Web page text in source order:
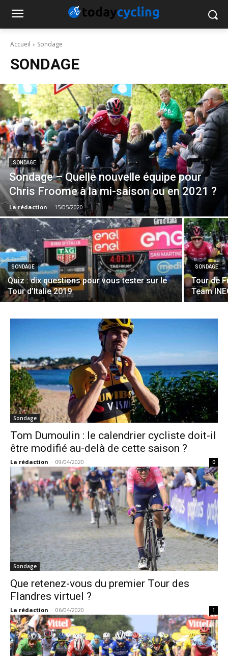
Accueil Sondage
SONDAGE
SONDAGE
Sondage – Quelle nouvelle équipe pour
Chris Froome à la mi-saison ou en 2021 ?
La rédaction - 15/05/2020
SONDAGE
Quiz : dix questions pour vous tester sur le
Tour d’Italie 2019
SONDAGE
Tour de
Team
Sondage
Tom Dumoulin : le calendrier cycliste doit-il
être modifié au-delà de cette saison ?
La rédaction - 09/04/2020 0
Sondage
Que retenez-vous du premier Tour des
Flandres virtuel ?
La rédaction - 06/04/2020 1